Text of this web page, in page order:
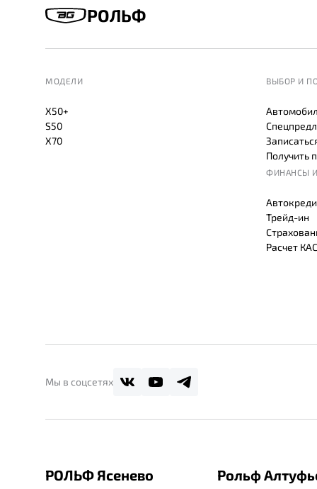
РОЛЬФ
МОДЕЛИ
X50+
S50
X70
ВЫБОР И
Получить
ФИНАНСЫ
Трейд-ин
Расчет
Мы в соцсетях
РОЛЬФ Ясенево Рольф